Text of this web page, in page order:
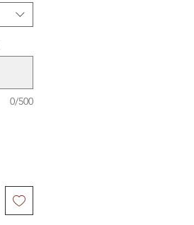
0/500